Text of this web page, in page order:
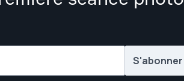
S'abonner